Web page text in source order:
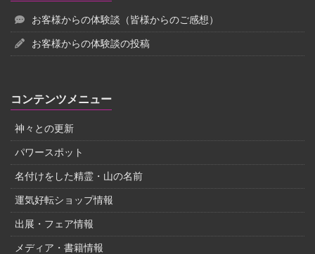
お客様からの体験談（皆様からのご感想）
お客様からの体験談の投稿
コンテンツメニュー
神々との更新
パワースポット
名付けをした精霊・山の名前
運気好転ショップ情報
出展・フェア情報
メディア・書籍情報